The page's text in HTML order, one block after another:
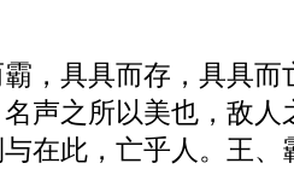
，具具而存，具具而
声之所以美也，敌
在此，亡乎人。王